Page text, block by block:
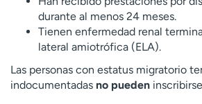
durante al menos 24 meses.
Tienen enfermedad renal
lateral amiotrófica (ELA).
Las personas con estatus migratorio
indocumentadas no pueden